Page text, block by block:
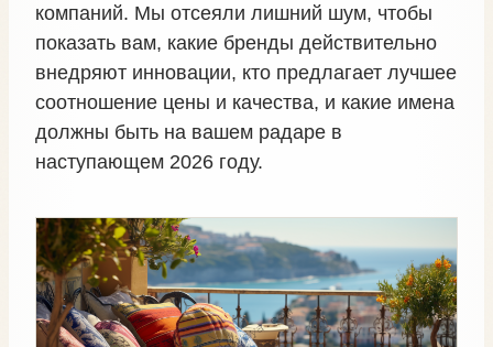
компаний. Мы отсеяли лишний шум, чтобы
показать вам, какие бренды действительно
внедряют инновации, кто предлагает лучшее
соотношение цены и качества, и какие имена
должны быть на вашем радаре в
наступающем 2026 году.